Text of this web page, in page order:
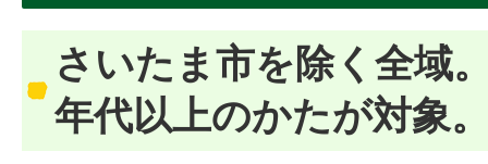
さいたま市を除く全域
年代以上のかたが対象